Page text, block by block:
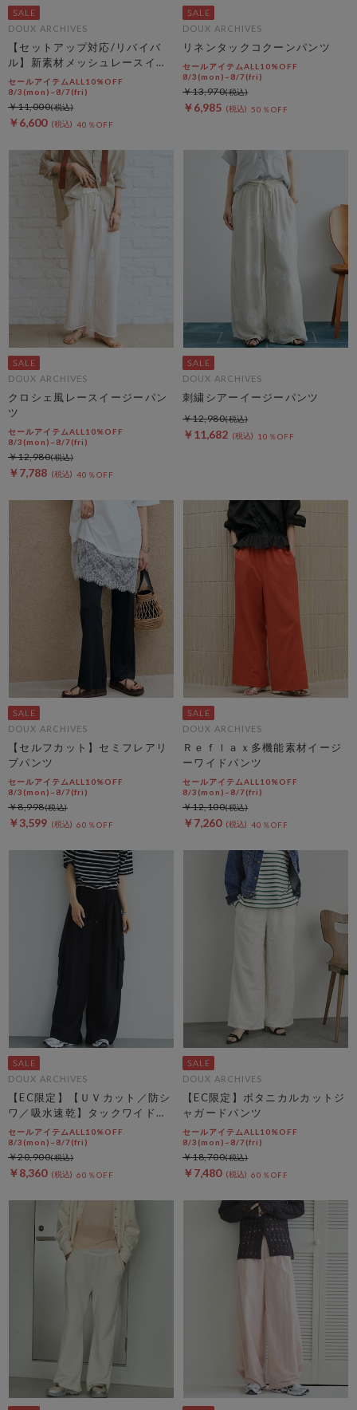
DOUX ARCHIVES
【セットアップ対応/リバイバ
ル】新素材メッシュレースイー
ジーパンツ
セールアイテムALL10%OFF
8/3(mon)~8/7(fri)
￥6,600 40％OFF
￥11,000
DOUX ARCHIVES
リネンタックコクーンパンツ
セールアイテムALL10%OFF
8/3(mon)~8/7(fri)
￥6,985 50％OFF
￥13,970
DOUX ARCHIVES
クロシェ風レースイージーパン
ツ
セールアイテムALL10%OFF
8/3(mon)~8/7(fri)
￥7,788 40％OFF
￥12,980
DOUX ARCHIVES
刺繍シアーイージーパンツ
￥11,682 10％OFF
￥12,980
DOUX ARCHIVES
【セルフカット】セミフレアリ
ブパンツ
セールアイテムALL10%OFF
8/3(mon)~8/7(fri)
￥3,599 60％OFF
￥8,998
DOUX ARCHIVES
Ｒｅｆｌａｘ多機能素材イージ
ーワイドパンツ
セールアイテムALL10%OFF
8/3(mon)~8/7(fri)
￥7,260 40％OFF
￥12,100
DOUX ARCHIVES
【EC限定】【ＵＶカット／防シ
ワ／吸水速乾】タックワイドカ
ーゴパンツ
セールアイテムALL10%OFF
8/3(mon)~8/7(fri)
￥8,360 60％OFF
￥20,900
DOUX ARCHIVES
【EC限定】ボタニカルカットジ
ャガードパンツ
セールアイテムALL10%OFF
8/3(mon)~8/7(fri)
￥7,480 60％OFF
￥18,700